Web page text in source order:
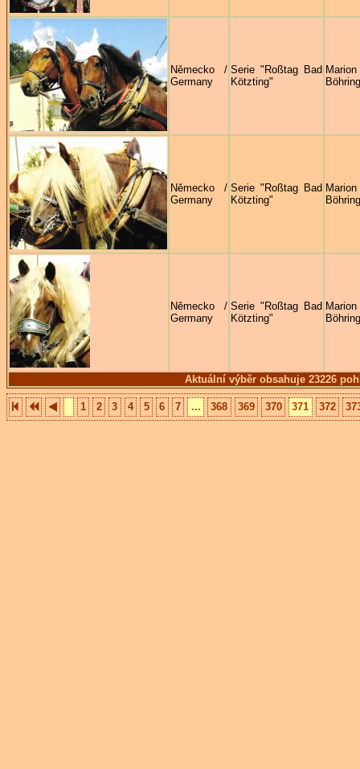
Aktuální výběr obsahuje 23226
Německo /
Germany
Serie "Roßtag Bad
Kötzting"
Marion
Německo /
Germany
Serie "Roßtag Bad
Kötzting"
Marion
Německo /
Germany
Serie "Roßtag Bad
Kötzting"
Marion
1 2 3 4 5 6 7 ... 368 369 370 371 372